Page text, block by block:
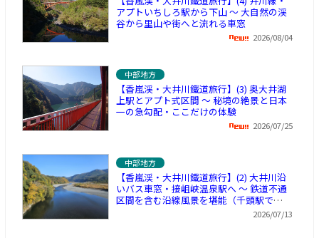
アプトいちしろ駅から下山 ～ 大自然の渓
谷から里山や街へと流れる車窓
2026/08/04
中部地方
【香嵐渓・大井川鐵道旅行】(3) 奥大井湖
上駅とアプト式区間 ～ 秘境の絶景と日本
一の急勾配・ここだけの体験
2026/07/25
中部地方
【香嵐渓・大井川鐵道旅行】(2) 大井川沿
いバス車窓・接岨峡温泉駅へ ～ 鉄道不通
区間を含む沿線風景を堪能（千頭駅で休
2026/07/13